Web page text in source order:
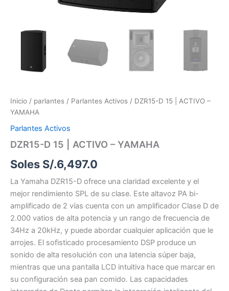
Inicio / parlantes / Parlantes Activos / DZR15-D 15 | ACTIVO –
YAMAHA
Parlantes Activos
DZR15-D 15 | ACTIVO – YAMAHA
Soles S/.6,497.0
La Yamaha DZR15-D ofrece una claridad excelente y el
mejor rendimiento SPL de su clase. Este altavoz PA bi-
amplificado de 2 vías cuenta con un amplificador Clase D de
2.000 vatios de alta potencia y un rango de frecuencia de
34Hz a 20kHz, y puede abordar cualquier aplicación que le
arrojes. El sofisticado procesamiento DSP produce un
sonido de alta resolución con una latencia súper baja,
mientras que una pantalla LCD intuitiva hace que marcar en
su configuración sea pan comido. Las capacidades